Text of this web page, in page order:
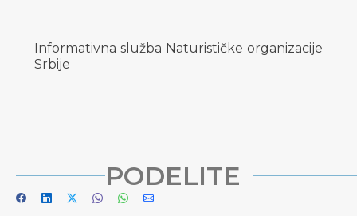
Informativna služba Naturističke organizacije
Srbije
PODELITE